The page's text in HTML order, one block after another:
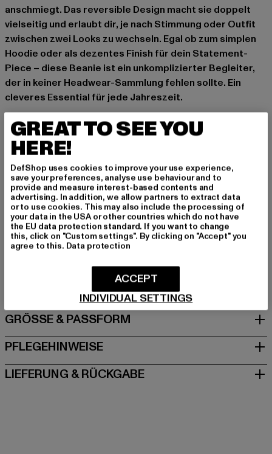
anschmiegt. Das reversible Design macht sie doppelt
vielseitig und erlaubt dir, je nach Stimmung oder Outfit
zwischen zwei Looks zu wechseln. Egal ob zum simplen
Hoodie oder als dezentes Finish für dein Statement-
Piece – diese Beanie ist ein unkomplizierter Begleiter,
der in keiner Headwear-Sammlung fehlen sollte. Ein
cleveres Essential für jede Jahreszeit.
Anlass: Alltag
Funktionalität: wendbar (reversible)
Marke: MSTRDS
Farbe: blau
Hersteller Farbe: tur/nvy
Materialzusammensetzung: 95% Baumwolle, 5%
Elasthan
Art.Nr: 10377-00921
Hersteller: Masterdis GmbH |info@masterdis.com
Maria-Merian-Straße 2 | 85521 Ottobrunn | DE
GRÖSSE & PASSFORM
PFLEGEHINWEISE
LIEFERUNG & RÜCKGABE
GREAT TO SEE YOU
HERE!
DefShop uses cookies to improve your use experience,
save your preferences, analyse use behaviour and to
provide and measure interest-based contents and
advertising. In addition, we allow partners to extract data
or to use cookies. This may also include the processing of
your data in the USA or other countries which do not have
the EU data protection standard. If you want to change
this, click on "Custom settings". By clicking on "Accept" you
agree to this. Data protection
INDIVIDUAL SETTINGS
ACCEPT